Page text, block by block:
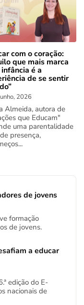
com o coração:
que mais marca
é a
de se sentir
2026
Almeida, autora de
que Educam"
uma parentalidade
presença,
de jovens
formação
de jovens.
a educar
edição do E-
nacionais de